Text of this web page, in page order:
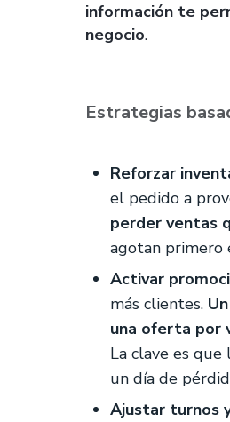
información te
negocio.
Estrategias
Reforzar
el pedido a
perder ventas
agotan primero
Activar
más clientes.
una oferta por
La clave es
un día de
Ajustar turnos